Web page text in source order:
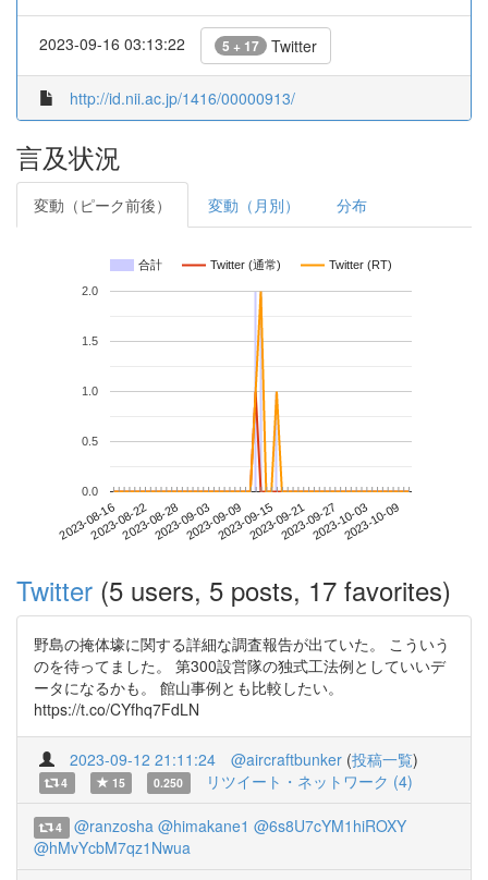
2023-09-16 03:13:22 5 + 17 Twitter
http://id.nii.ac.jp/1416/00000913/
言及状況
変動（ピーク前後） 変動（月別） 分布
合計 Twitter (通常) Twitter (RT)
2023-08-162023-08-222023-08-282023-09-032023-09-092023-09-152023-09-212023-09-272023-10-032023-10-09
0.0
0.5
1.0
1.5
2.0
Twitter (5 users, 5 posts, 17 favorites)
野島の掩体壕に関する詳細な調査報告が出ていた。 こういう
のを待ってました。 第300設営隊の独式工法例としていいデ
ータになるかも。 館山事例とも比較したい。
https://t.co/CYfhq7FdLN
2023-09-12 21:11:24 @aircraftbunker (投稿一覧)
4 15 0.250 リツイート・ネットワーク (4)
4 @ranzosha @himakane1 @6s8U7cYM1hiROXY
@hMvYcbM7qz1Nwua